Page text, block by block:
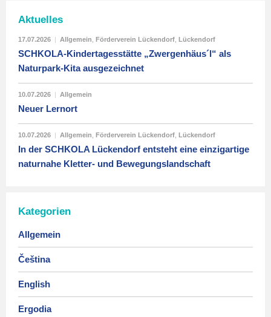
Aktuelles
17.07.2026 | Allgemein Förderverein Lückendorf Lückendorf
SCHKOLA-Kindertagesstätte „Zwergenhäus´l“ als
Naturpark-Kita ausgezeichnet
10.07.2026 | Allgemein
Neuer Lernort
10.07.2026 | Allgemein Förderverein Lückendorf Lückendorf
In der SCHKOLA Lückendorf entsteht eine einzigartige
naturnahe Kletter- und Bewegungslandschaft
Kategorien
Allgemein
Čeština
English
Ergodia